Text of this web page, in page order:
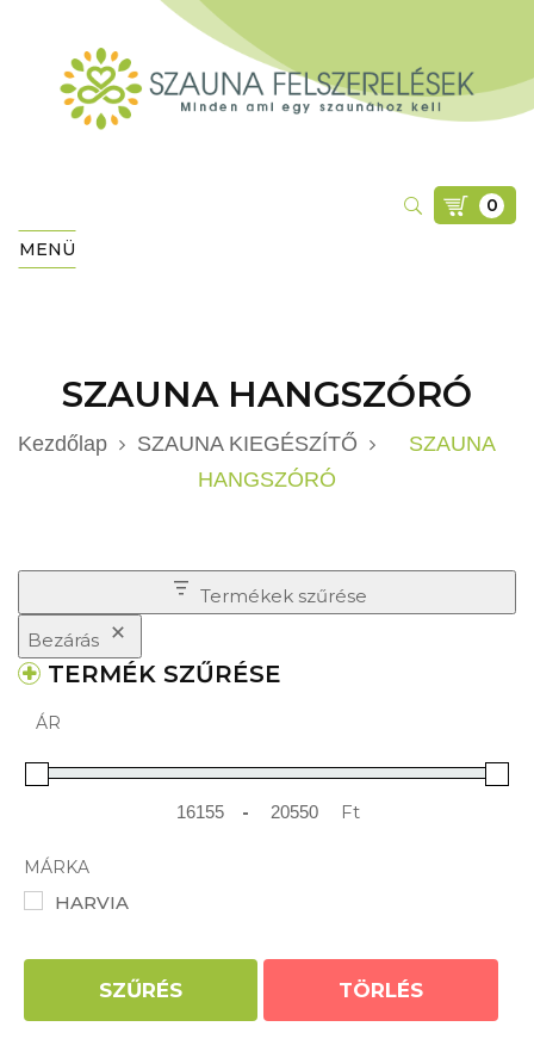
0
MENÜ
SZAUNA HANGSZÓRÓ
Kezdőlap SZAUNA KIEGÉSZÍTŐ
SZAUNA
HANGSZÓRÓ
Termékek szűrése
Bezárás
TERMÉK SZŰRÉSE
ÁR
- Ft
MÁRKA
HARVIA
SZŰRÉS TÖRLÉS